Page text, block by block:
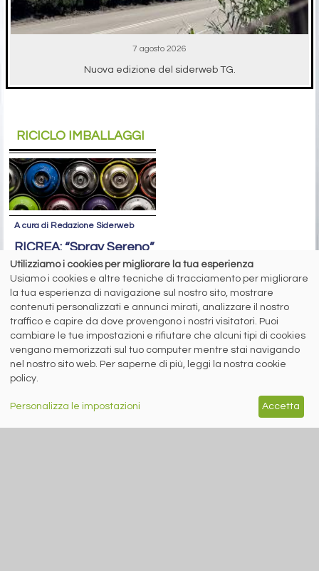
7 agosto 2026
Nuova edizione del siderweb TG.
RICICLO IMBALLAGGI
A cura di Redazione Siderweb
RICREA: “Spray Sereno”
parla alla Gen Z
Oltre 6 milioni di contatti raggiunti
sui social network per la campagna
sul riciclo degli aerosol
siderweb
LA COMMUNITY DELL'ACCIAIO
Siderweb S.p.A. SB Società del gruppo Morandi Group s.r.l.
ISSN 2532-2982
Utilizziamo i cookies per migliorare la tua esperienza
Usiamo i cookies e altre tecniche di tracciamento per migliorare
la tua esperienza di navigazione sul nostro sito, mostrare
contenuti personalizzati e annunci mirati, analizzare il nostro
traffico e capire da dove provengono i nostri visitatori. Puoi
cambiare le tue impostazioni e rifiutare che alcuni tipi di cookies
vengano memorizzati sul tuo computer mentre stai navigando
nel nostro sito web. Per saperne di più, leggi la nostra cookie
policy.
Personalizza le impostazioni Accetta